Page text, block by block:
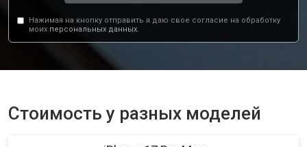
Нажимая на кнопку отправить я даю свое согласие на обработку
моих персональных данных.
Стоимость у разных моделей